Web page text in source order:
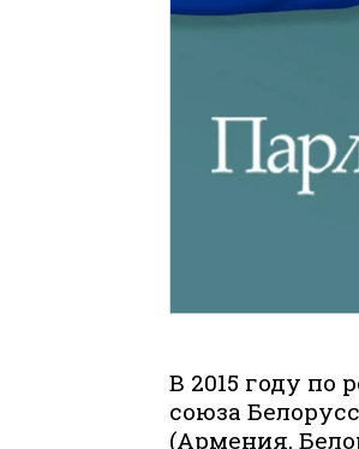
В 2015 году по
союза
(Армения,